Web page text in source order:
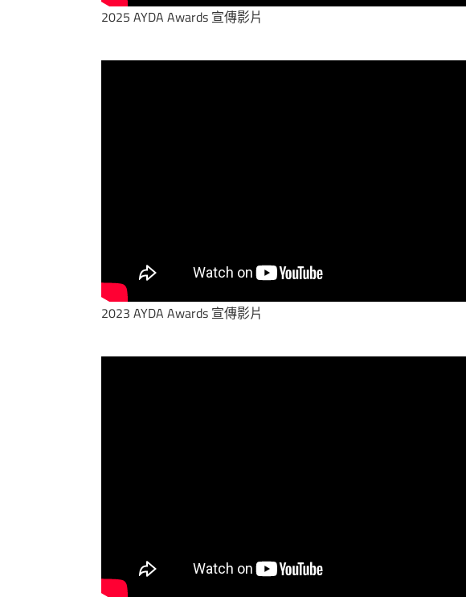
2025 AYDA Awards 宣傳影片
2023 AYDA Awards 宣傳影片